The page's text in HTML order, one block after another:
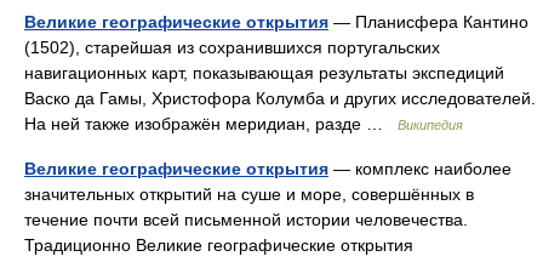
Великие географические открытия — Планисфера Кантино
(1502), старейшая из сохранившихся португальских
навигационных карт, показывающая результаты экспедиций
Васко да Гамы, Христофора Колумба и других исследователей.
На ней также изображён меридиан, разде …
Википедия
Великие географические открытия — комплекс наиболее
значительных открытий на суше и море, совершённых в
течение почти всей письменной истории человечества.
Традиционно Великие географические открытия